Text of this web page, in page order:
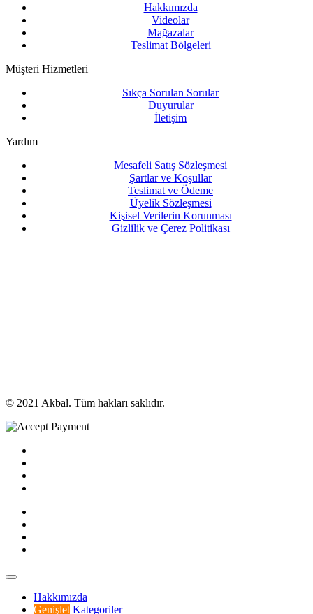
Hakkımızda
Videolar
Mağazalar
Teslimat Bölgeleri
Müşteri Hizmetleri
Sıkça Sorulan Sorular
Duyurular
İletişim
Yardım
Mesafeli Satış Sözleşmesi
Şartlar ve Koşullar
Teslimat ve Ödeme
Üyelik Sözleşmesi
Kişisel Verilerin Korunması
Gizlilik ve Çerez Politikası
© 2021 Akbal. Tüm hakları saklıdır.
Hakkımızda
Genişlet Kategoriler